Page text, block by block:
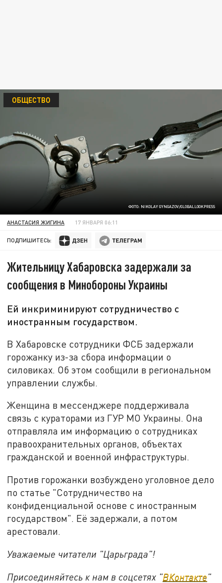
ФОТО: NIKOLAY GYNGAZOV/GLOBALLOOKPRESS
ОБЩЕСТВО
АНАСТАСИЯ ЖИГИНА 17 ЯНВАРЯ 06:11
ПОДПИШИТЕСЬ:
Жительницу Хабаровска задержали за
сообщения в Минобороны Украины
Ей инкриминируют сотрудничество с
иностранным государством.
В Хабаровске сотрудники ФСБ задержали
горожанку из-за сбора информации о
силовиках. Об этом сообщили в региональном
управлении службы.
Женщина в мессенджере поддерживала
связь с кураторами из ГУР МО Украины. Она
отправляла им информацию о сотрудниках
правоохранительных органов, объектах
гражданской и военной инфраструктуры.
Против горожанки возбуждено уголовное дело
по статье "Сотрудничество на
конфиденциальной основе с иностранным
государством". Её задержали, а потом
арестовали.
Уважаемые читатели "Царьграда"!
Присоединяйтесь к нам в соцсетях "ВКонтакте"